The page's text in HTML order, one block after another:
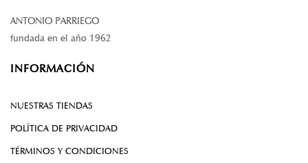
ANTONIO PARRIEGO
fundada en el año 1962
INFORMACIÓN
NUESTRAS TIENDAS
POLÍTICA DE PRIVACIDAD
TÉRMINOS Y CONDICIONES